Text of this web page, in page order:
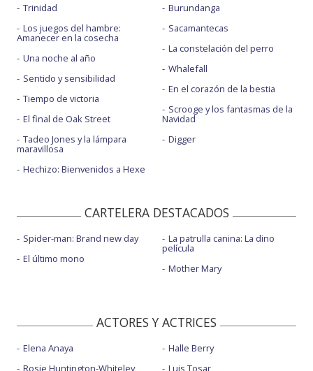
Trinidad
Los juegos del hambre:
Amanecer en la cosecha
Una noche al año
Sentido y sensibilidad
Tiempo de victoria
El final de Oak Street
Tadeo Jones y la lámpara
maravillosa
Hechizo: Bienvenidos a Hexe
Burundanga
Sacamantecas
La constelación del perro
Whalefall
En el corazón de la bestia
Scrooge y los fantasmas de la
Navidad
Digger
CARTELERA DESTACADOS
Spider-man: Brand new day
El último mono
La patrulla canina: La dino
película
Mother Mary
ACTORES Y ACTRICES
Elena Anaya
Rosie Huntington-Whiteley
Halle Berry
Luis Tosar